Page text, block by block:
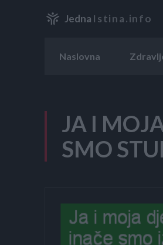
Jedna Istina.info
Naslovna
JA I
SMO